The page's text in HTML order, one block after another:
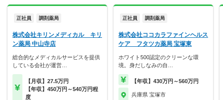
正社員 調剤薬局
株式会社キリンメディカル キリ
ン薬局 中山寺店
総合的なメディカルサービスを提供
している会社が運営…
【月収】27.5万円
【年収】450万円～540万円程
度
正社員 調剤薬局
株式会社ココカラファインヘルス
ケア フタツカ薬局 宝塚東
ホワイト500認定のクリーンな環
境。身だしなみの自…
【年収】430万円～560万円
兵庫県 宝塚市